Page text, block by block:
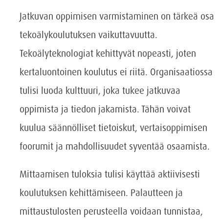
Jatkuvan oppimisen varmistaminen on tärkeä osa
tekoälykoulutuksen vaikuttavuutta.
Tekoälyteknologiat kehittyvät nopeasti, joten
kertaluontoinen koulutus ei riitä. Organisaatiossa
tulisi luoda kulttuuri, joka tukee jatkuvaa
oppimista ja tiedon jakamista. Tähän voivat
kuulua säännölliset tietoiskut, vertaisoppimisen
foorumit ja mahdollisuudet syventää osaamista.
Mittaamisen tuloksia tulisi käyttää aktiivisesti
koulutuksen kehittämiseen. Palautteen ja
mittaustulosten perusteella voidaan tunnistaa,